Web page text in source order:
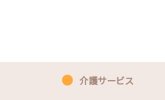
介護サービス